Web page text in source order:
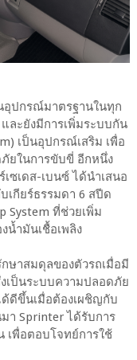
อุปกรณ์มาตรฐานในทุก
ละยังมีการเพิ่มระบบกัน
เป็นอุปกรณ์เสริม เพื่อ
ยในการขับขี่ อีกหนึ่ง
ซเดส-เบนซ์ ได้นำเสนอ
เกียร์ธรรมดา 6 สปีด
System ที่ช่วยเพิ่ม
น้ำมันเชื้อเพลิง
ษาสมดุลของตัวรถเมื่อมี
เป็นระบบความปลอดภัย
ดีขึ้นเมื่อต้องเผชิญกับ
า Sprinter ได้รับการ
เพื่อตอบโจทย์การใช้